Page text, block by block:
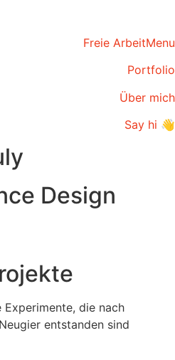
Menu
Freie Arbeit
Portfolio
Über mich
Say hi 👋
Design
die nach
entstanden sind